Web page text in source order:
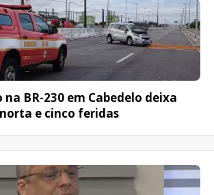
BR-230 em Cabedelo deixa
e cinco feridas